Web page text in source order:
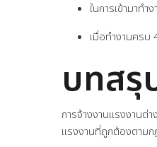
ในการเข้ามาทำ
เมื่อทำงานครบ
บทสรุ
การจ้างงานแรงงานต่
แรงงานที่ถูกต้องตามก